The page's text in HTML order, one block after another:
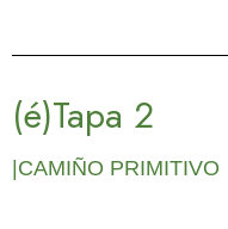
(é)Tapa 2
|CAMIÑO PRIMITIVO